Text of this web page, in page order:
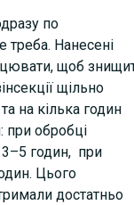
по
Нанесені
щоб
щільно
на кілька годин
обробці
годин, при
Цього
достатньо